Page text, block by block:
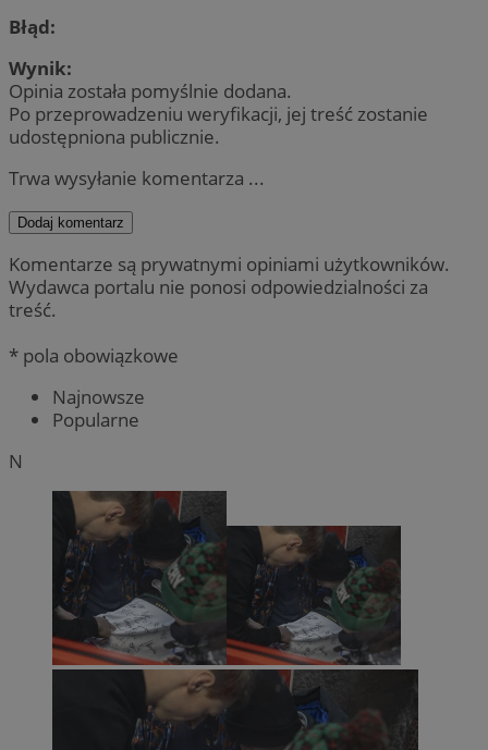
Błąd:
Wynik:
Opinia została pomyślnie dodana.
Po przeprowadzeniu weryfikacji, jej treść zostanie
udostępniona publicznie.
Trwa wysyłanie komentarza ...
Dodaj komentarz
Komentarze są prywatnymi opiniami użytkowników.
Wydawca portalu nie ponosi odpowiedzialności za
treść.
* pola obowiązkowe
Najnowsze
Popularne
N